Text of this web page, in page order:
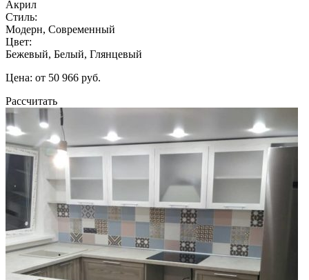
Акрил
Стиль:
Модерн, Современный
Цвет:
Бежевый, Белый, Глянцевый
Цена: от 50 966 руб.
Рассчитать